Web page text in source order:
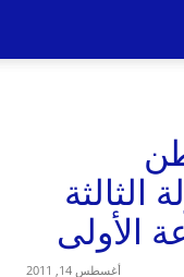
الثالثة
الأولى
أغسطس 14, 2011